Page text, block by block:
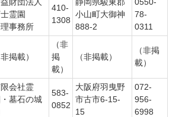
霊園
事務所
410-
1308
小山町大御神
888-2
78-
0311
非掲載）
（非
掲
載）
（非掲載）
（非掲
載）
会社霊
・墓石の城
583-
0852
大阪府羽曳野
市古市6-15-
15
072-
956-
6998